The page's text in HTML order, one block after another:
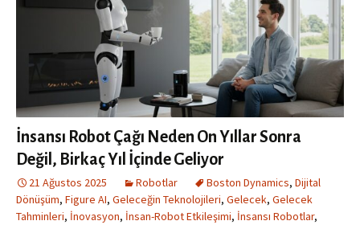
İnsansı Robot Çağı Neden On Yıllar Sonra
Değil, Birkaç Yıl İçinde Geliyor
21 Ağustos 2025 Robotlar Boston Dynamics, Dijital
Dönüşüm, Figure AI, Geleceğin Teknolojileri, Gelecek, Gelecek
Tahminleri, İnovasyon, İnsan-Robot Etkileşimi, İnsansı Robotlar,